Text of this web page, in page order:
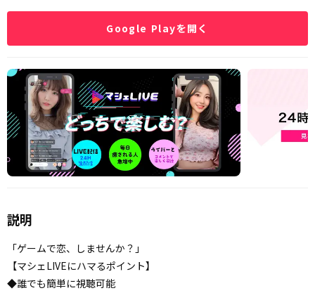
Google Playを開く
説明
「ゲームで恋、しませんか？」
【マシェLIVEにハマるポイント】
◆誰でも簡単に視聴可能